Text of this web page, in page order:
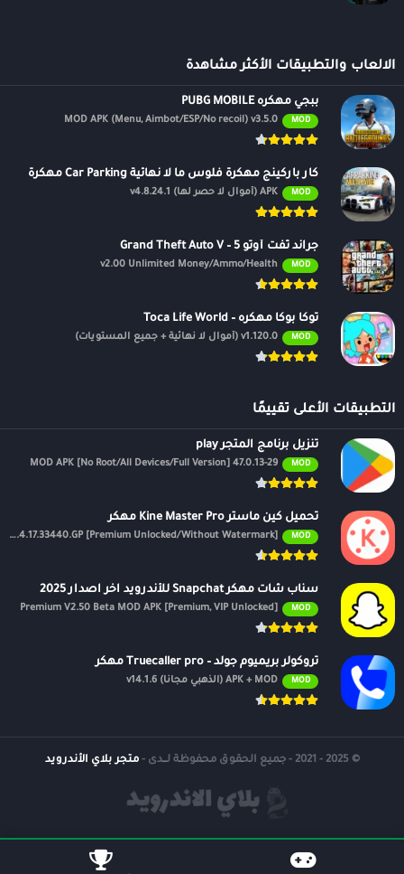
الالعاب والتطبيقات الأكثر مشاهدة
ببجي مهكره PUBG MOBILE
MOD
MOD APK (Menu, Aimbot/ESP/No recoil) v3.5.0
كار باركينج مهكرة فلوس ما لا نهائية Car Parking مهكرة
MOD APK (أموال لا حصر لها) v4.8.24.1
جراند ثفت أوتو 5 – Grand Theft Auto V
MOD
v2.00 Unlimited Money/Ammo/Health
توكا بوكا مهكره – Toca Life World
MOD v1.120.0 (أموال لا نهائية + جميع المستويات)
التطبيقات الأعلى تقييمًا
تنزيل برنامج المتجر play
MOD
47.0.13-29 MOD APK [No Root/All Devices/Full Version]
تحميل كين ماستر Kine Master Pro مهكر
MOD
APK v7.4.17.33440.GP [Premium Unlocked/Without Watermark]
سناب شات مهكر Snapchat للأندرويد اخر اصدار 2025
MOD
Premium V2.50 Beta MOD APK [Premium, VIP Unlocked]
تروكولر بريميوم جولد – Truecaller pro مهكر
MOD APK + MOD (الذهبي مجانًا) v14.1.6
© 2025 - 2021 - جميع الحقوق محفوظة لــدى - متجر بلاي الأندرويد